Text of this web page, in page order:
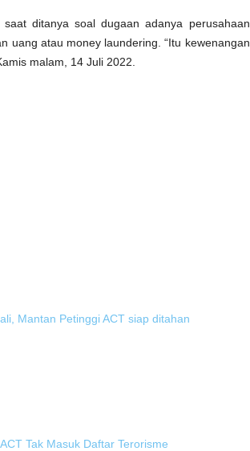
ditanya soal dugaan adanya perusahaan
uang atau money laundering. “Itu kewenangan
malam, 14 Juli 2022.
Mantan Petinggi ACT siap ditahan
Tak Masuk Daftar Terorisme